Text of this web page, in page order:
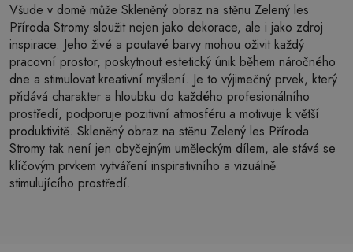
Všude v domě může Skleněný obraz na stěnu Zelený les
Příroda Stromy sloužit nejen jako dekorace, ale i jako zdroj
inspirace. Jeho živé a poutavé barvy mohou oživit každý
pracovní prostor, poskytnout estetický únik během náročného
dne a stimulovat kreativní myšlení. Je to výjimečný prvek, který
přidává charakter a hloubku do každého profesionálního
prostředí, podporuje pozitivní atmosféru a motivuje k větší
produktivitě. Skleněný obraz na stěnu Zelený les Příroda
Stromy tak není jen obyčejným uměleckým dílem, ale stává se
klíčovým prvkem vytváření inspirativního a vizuálně
stimulujícího prostředí.